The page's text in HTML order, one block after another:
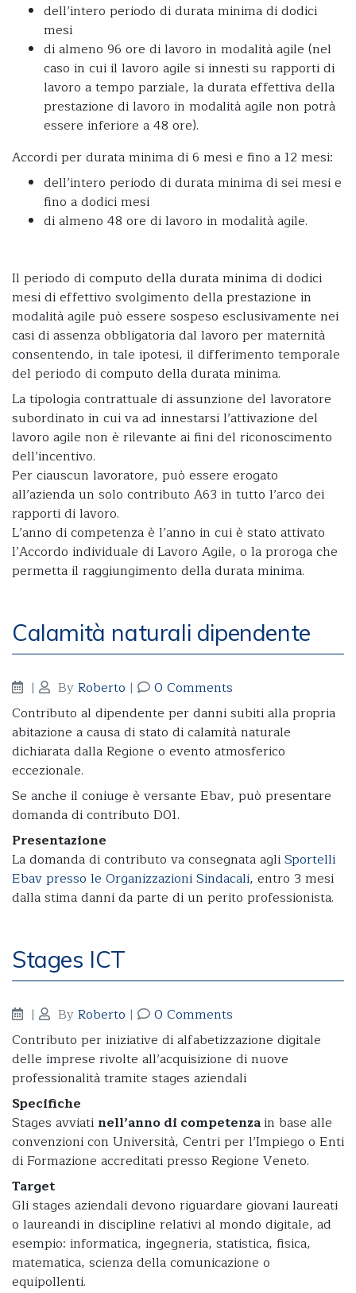
dell’intero periodo di durata minima di dodici
mesi
di almeno 96 ore di lavoro in modalità agile (nel
caso in cui il lavoro agile si innesti su rapporti di
lavoro a tempo parziale, la durata effettiva della
prestazione di lavoro in modalità agile non potrà
essere inferiore a 48 ore).
Accordi per durata minima di 6 mesi e fino a 12 mesi:
dell’intero periodo di durata minima di sei mesi e
fino a dodici mesi
di almeno 48 ore di lavoro in modalità agile.
Il periodo di computo della durata minima di dodici
mesi di effettivo svolgimento della prestazione in
modalità agile può essere sospeso esclusivamente nei
casi di assenza obbligatoria dal lavoro per maternità
consentendo, in tale ipotesi, il differimento temporale
del periodo di computo della durata minima.
La tipologia contrattuale di assunzione del lavoratore
subordinato in cui va ad innestarsi l’attivazione del
lavoro agile non è rilevante ai fini del riconoscimento
dell’incentivo.
Per ciauscun lavoratore, può essere erogato
all’azienda un solo contributo A63 in tutto l’arco dei
rapporti di lavoro.
L’anno di competenza è l’anno in cui è stato attivato
l’Accordo individuale di Lavoro Agile, o la proroga che
permetta il raggiungimento della durata minima.
Calamità naturali dipendente
| ByRoberto |
0 Comments
Contributo al dipendente per danni subiti alla propria
abitazione a causa di stato di calamità naturale
dichiarata dalla Regione o evento atmosferico
eccezionale.
Se anche il coniuge è versante Ebav, può presentare
domanda di contributo D01.
Presentazione
La domanda di contributo va consegnata agliSportelli
Ebav presso le Organizzazioni Sindacali, entro 3 mesi
dalla stima danni da parte di un perito professionista.
Stages ICT
| ByRoberto |
0 Comments
Contributo per iniziative di alfabetizzazione digitale
delle imprese rivolte all’acquisizione di nuove
professionalità tramite stages aziendali
Specifiche
Stages avviati nell’anno di competenzain base alle
convenzioni con Università, Centri per l’Impiego o Enti
di Formazione accreditati presso Regione Veneto.
Target
Gli stages aziendali devono riguardare giovani laureati
o laureandi in discipline relativi al mondo digitale, ad
esempio: informatica, ingegneria, statistica, fisica,
matematica, scienza della comunicazione o
equipollenti.